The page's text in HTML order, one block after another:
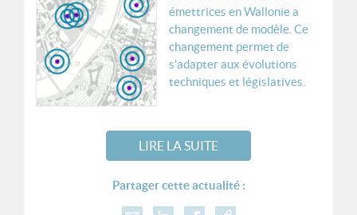
émettrices en Wallonie a
changement de modèle. Ce
changement permet de
s'adapter aux évolutions
techniques et législatives.
LIRE LA SUITE
Partager cette actualité :